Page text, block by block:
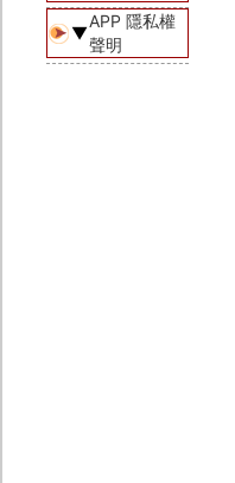
▼
APP 隱私權
聲明